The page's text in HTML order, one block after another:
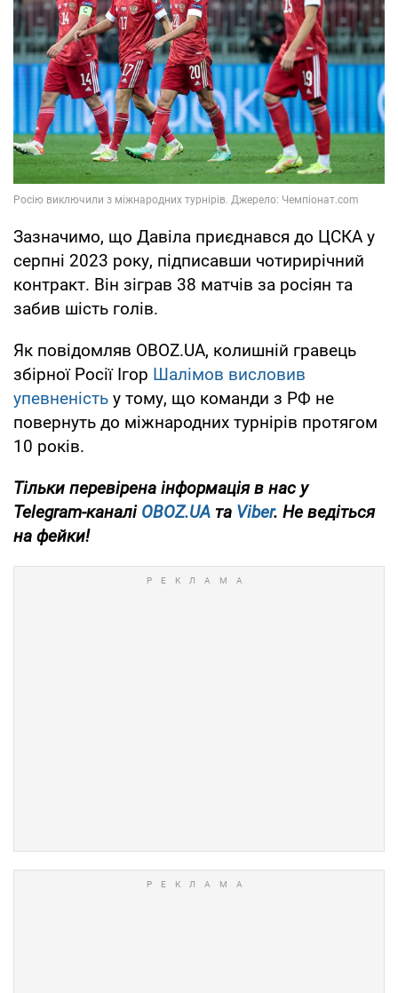
Зазначимо, що Давіла приєднався до ЦСКА у
серпні 2023 року, підписавши чотирирічний
контракт. Він зіграв 38 матчів за росіян та
забив шість голів.
Як повідомляв OBOZ.UA, колишній гравець
збірної Росії Ігор Шалімов висловив
упевненість у тому, що команди з РФ не
повернуть до міжнародних турнірів протягом
10 років.
Тільки перевірена інформація в нас у
Telegram-каналі OBOZ.UA та Viber. Не ведіться
на фейки!